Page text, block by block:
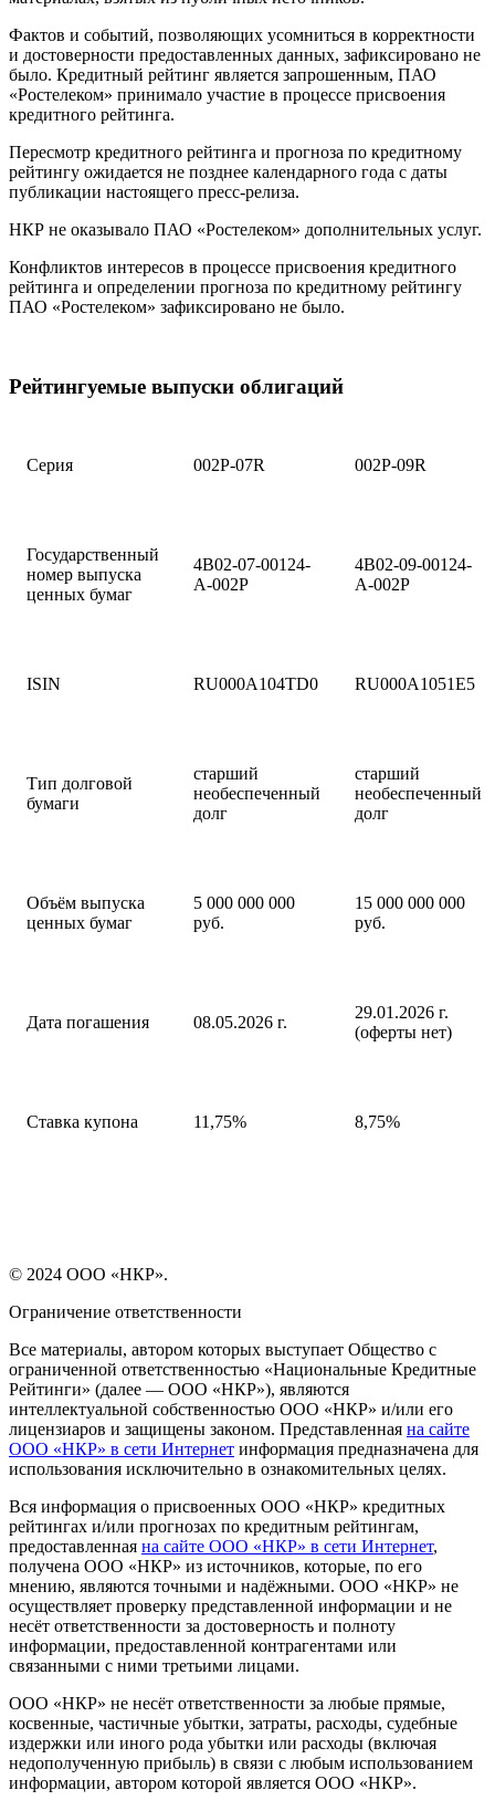
Фактов и событий, позволяющих усомниться в корректности
и достоверности предоставленных данных, зафиксировано не
было. Кредитный рейтинг является запрошенным, ПАО
«Ростелеком» принимало участие в процессе присвоения
кредитного рейтинга.
Пересмотр кредитного рейтинга и прогноза по кредитному
рейтингу ожидается не позднее календарного года с даты
публикации настоящего пресс-релиза.
НКР не оказывало ПАО «Ростелеком» дополнительных услуг.
Конфликтов интересов в процессе присвоения кредитного
рейтинга и определении прогноза по кредитному рейтингу
ПАО «Ростелеком» зафиксировано не было.
Рейтингуемые выпуски облигаций
Серия 002Р-07R 002Р-09R
Государственный
номер выпуска
ценных бумаг
4B02-07-00124-
A-002P
4B02-09-00124-
A-002P
ISIN RU000А104TD0 RU000A1051E5
Тип долговой
бумаги
старший
необеспеченный
долг
старший
необеспеченный
долг
Объём выпуска
ценных бумаг
5 000 000 000
руб.
15 000 000 000
руб.
Дата погашения 08.05.2026 г.
29.01.2026 г.
(оферты нет)
Ставка купона 11,75% 8,75%
© 2024 ООО «НКР».
Ограничение ответственности
Все материалы, автором которых выступает Общество с
ограниченной ответственностью «Национальные Кредитные
Рейтинги» (далее — ООО «НКР»), являются
интеллектуальной собственностью ООО «НКР» и/или его
лицензиаров и защищены законом. Представленная на сайте
ООО «НКР» в сети Интернет информация предназначена для
использования исключительно в ознакомительных целях.
Вся информация о присвоенных ООО «НКР» кредитных
рейтингах и/или прогнозах по кредитным рейтингам,
предоставленная на сайте ООО «НКР» в сети Интернет,
получена ООО «НКР» из источников, которые, по его
мнению, являются точными и надёжными. ООО «НКР» не
осуществляет проверку представленной информации и не
несёт ответственности за достоверность и полноту
информации, предоставленной контрагентами или
связанными с ними третьими лицами.
ООО «НКР» не несёт ответственности за любые прямые,
косвенные, частичные убытки, затраты, расходы, судебные
издержки или иного рода убытки или расходы (включая
недополученную прибыль) в связи с любым использованием
информации, автором которой является ООО «НКР».